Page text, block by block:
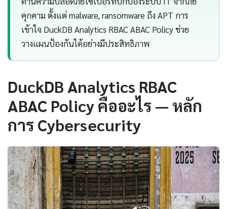
คุกคาม ตั้งแต่ malware, ransomware ถึง APT การ
เข้าใจ DuckDB Analytics RBAC ABAC Policy ช่วย
วางแผนป้องกันได้อย่างมีประสิทธิภาพ
DuckDB Analytics RBAC
ABAC Policy คืออะไร — หลัก
การ Cybersecurity